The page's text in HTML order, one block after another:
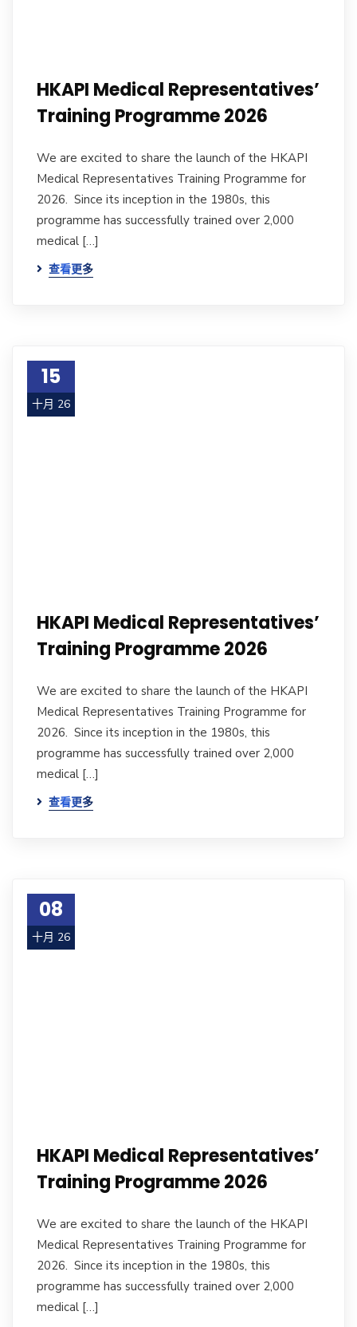
HKAPI Medical Representatives’
Training Programme 2026
We are excited to share the launch of the HKAPI
Medical Representatives Training Programme for
2026. Since its inception in the 1980s, this
programme has successfully trained over 2,000
medical […]
查看更多
15
十月 26
HKAPI Medical Representatives’
Training Programme 2026
We are excited to share the launch of the HKAPI
Medical Representatives Training Programme for
2026. Since its inception in the 1980s, this
programme has successfully trained over 2,000
medical […]
查看更多
08
十月 26
HKAPI Medical Representatives’
Training Programme 2026
We are excited to share the launch of the HKAPI
Medical Representatives Training Programme for
2026. Since its inception in the 1980s, this
programme has successfully trained over 2,000
medical […]